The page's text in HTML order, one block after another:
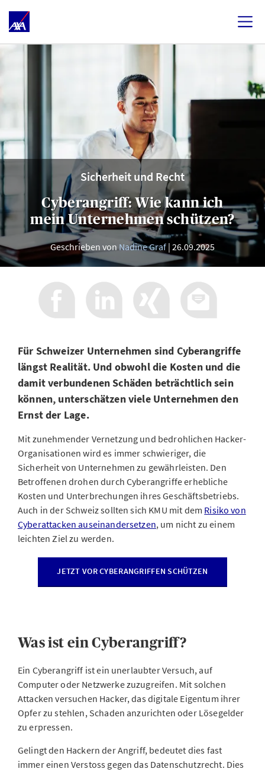
Sicherheit und Recht
Cyberangriff: Wie kann ich
mein Unternehmen schützen?
Geschrieben vonNadine Graf 26.09.2025
Für Schweizer Unternehmen sind Cyberangriffe
längst Realität. Und obwohl die Kosten und die
damit verbundenen Schäden beträchtlich sein
können, unterschätzen viele Unternehmen den
Ernst der Lage.
Mit zunehmender Vernetzung und bedrohlichen Hacker-
Organisationen wird es immer schwieriger, die
Sicherheit von Unternehmen zu gewährleisten. Den
Betroffenen drohen durch Cyberangriffe erhebliche
Kosten und Unterbrechungen ihres Geschäftsbetriebs.
Auch in der Schweiz sollten sich KMU mit dem Risiko von
Cyberattacken auseinandersetzen, um nicht zu einem
leichten Ziel zu werden.
JETZT VOR CYBERANGRIFFEN SCHÜTZEN
Was ist ein Cyberangriff?
Ein Cyberangriff ist ein unerlaubter Versuch, auf
Computer oder Netzwerke zuzugreifen. Mit solchen
Attacken versuchen Hacker, das digitale Eigentum ihrer
Opfer zu stehlen, Schaden anzurichten oder Lösegelder
zu erpressen.
Gelingt den Hackern der Angriff, bedeutet dies fast
immer einen Verstoss gegen das Datenschutzrecht. Dies